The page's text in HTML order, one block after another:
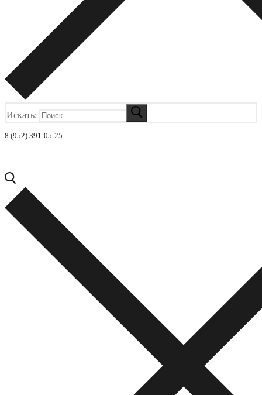
Искать:
8 (952) 391-05-25